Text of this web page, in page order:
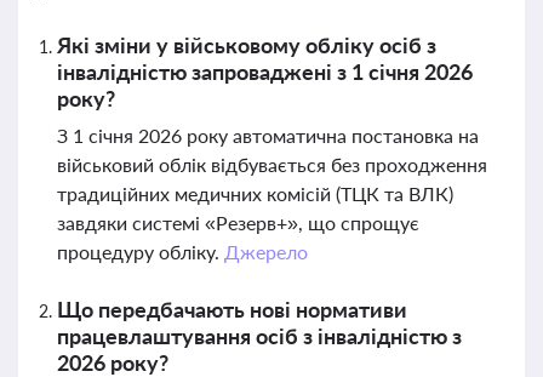
Які зміни у військовому обліку осіб з
інвалідністю запроваджені з 1 січня 2026
року?
З 1 січня 2026 року автоматична постановка на
військовий облік відбувається без проходження
традиційних медичних комісій (ТЦК та ВЛК)
завдяки системі «Резерв+», що спрощує
процедуру обліку. Джерело
Що передбачають нові нормативи
працевлаштування осіб з інвалідністю з
2026 року?